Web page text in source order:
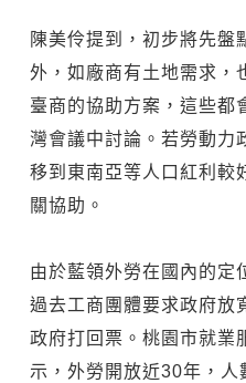
陳美伶提到，初步將先盤
外，如廠商有土地需求，
臺商的協助方案，這些都
灣會議中討論。若勞動力
移到東南亞等人口紅利較
關協助。
由於藍領外勞在國內的定
過去工商團體要求政府放
政府打回票。桃園市就業
示，外勞開放近30年，